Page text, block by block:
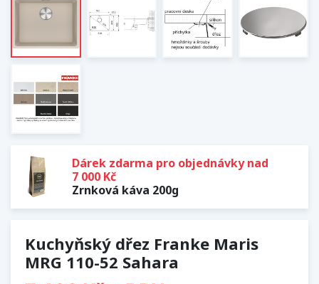
Dárek zdarma pro objednávky nad
7 000 Kč
Zrnková káva 200g
Kuchyňský dřez Franke Maris
MRG 110-52 Sahara